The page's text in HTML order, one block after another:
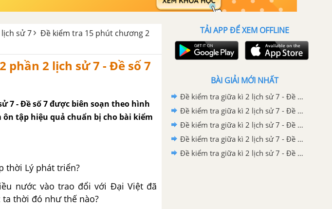
sử 7
Đề kiểm tra 15 phút chương 2
2 lịch sử 7 - Đề số 7
7 - Đề số 7 được biên soạn theo hình
tập hiệu quả chuẩn bị cho bài kiểm
thời Lý phát triển?
nước vào trao đổi với Đại Việt đã
thời đó như thế nào?
TẢI APP ĐỂ XEM OFFLINE
BÀI GIẢI MỚI NHẤT
Đề kiểm tra giữa kì 2 lịch sử 7 - Đề số 5 có lời giải chi tiết
Đề kiểm tra giữa kì 2 lịch sử 7 - Đề số 4 có lời giải chi tiết
Đề kiểm tra giữa kì 2 lịch sử 7 - Đề số 3 có lời giải chi tiết
Đề kiểm tra giữa kì 2 lịch sử 7 - Đề số 2 có lời giải chi tiết
Đề kiểm tra giữa kì 2 lịch sử 7 - Đề số 1 có lời giải chi tiết